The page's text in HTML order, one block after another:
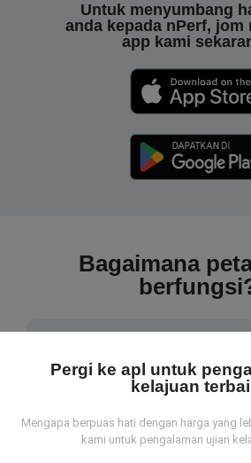
Untuk menyumbang
anda kepada nPerf, jom
app kami
Bagaimana
Data-data dikumpulkan dari ujian
Pergi ke apl untuk
kelajuan
Mengapa berpuas hati dengan harga yang
kami untuk pengalaman ujian